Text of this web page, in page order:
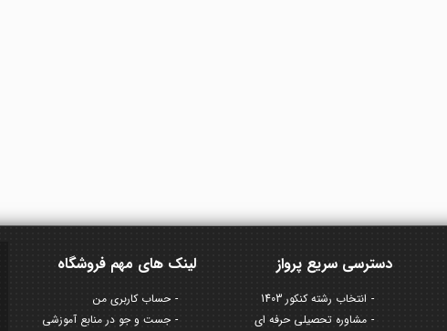
لینک های مهم فروشگاه
حساب کاربری من
جست و جو در منابع آموزشی
دسترسی سریع پرواز
انتخاب رشته کنکور 1403
مشاوره تحصیلی حرفه ای